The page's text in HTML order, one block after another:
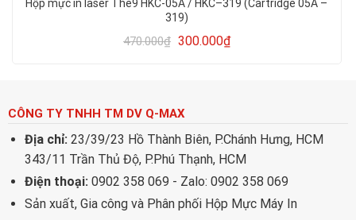
Hộp mực in laser The9 HKC-05A / HKC–319 (Cartridge 05A –
319)
470.000₫ 300.000₫
CÔNG TY TNHH TM DV Q-MAX
Địa chỉ: 23/39/23 Hồ Thành Biên, P.Chánh Hưng, HCM
343/11 Trần Thủ Độ, P.Phú Thạnh, HCM
Điện thoại: 0902 358 069 - Zalo: 0902 358 069
Sản xuất, Gia công và Phân phối Hộp Mực Máy In